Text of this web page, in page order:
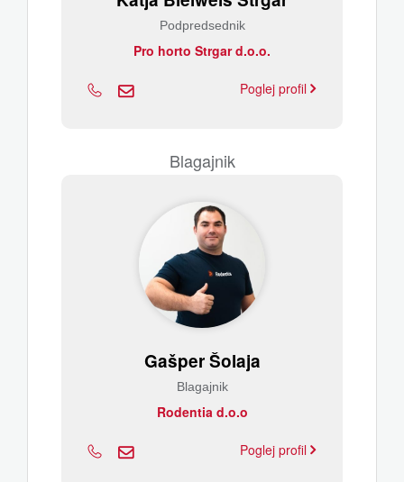
Podpredsednik
Pro horto Strgar d.o.o.
Poglej profil
Blagajnik
Gašper Šolaja
Blagajnik
Rodentia d.o.o
Poglej profil